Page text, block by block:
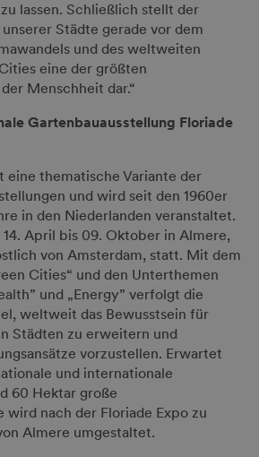
lassen. Schließlich stellt der
Städte gerade vor dem
und des weltweiten
eine der größten
Menschheit dar.“
Gartenbauausstellung Floriade
eine thematische Variante der
und wird seit den 1960er
in den Niederlanden veranstaltet.
April bis 09. Oktober in Almere,
von Amsterdam, statt. Mit dem
Cities“ und den Unterthemen
und „Energy” verfolgt die
weltweit das Bewusstsein für
Städten zu erweitern und
vorzustellen. Erwartet
und internationale
60 Hektar große
wird nach der Floriade Expo zu
Almere umgestaltet.